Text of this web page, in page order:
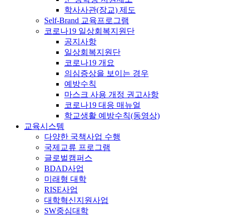
학사사관(장교) 제도
Self-Brand 교육프로그램
코로나19 일상회복지원단
공지사항
일상회복지원단
코로나19 개요
의심증상을 보이는 경우
예방수칙
마스크 사용 개정 권고사항
코로나19 대응 매뉴얼
학교생활 예방수칙(동영상)
교육시스템
다양한 국책사업 수행
국제교류 프로그램
글로벌캠퍼스
BDAD사업
미래형 대학
RISE사업
대학혁신지원사업
SW중심대학